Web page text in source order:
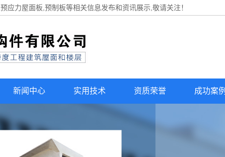
,预应力屋面板,预制板等相关信息发布和资讯展示,敬请关注！
新闻中心 实用技术 资质荣誉 成功案例